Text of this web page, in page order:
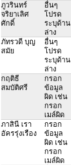
ภูวรินทร์
จริยาเลิศ
ศักดิ์
อื่นๆ
โปรด
ระบุด้าน
ล่าง
ภัทรวดี บุญ
สมัย
อื่นๆ
โปรด
ระบุด้าน
ล่าง
กฤติธี
สมบัติศรี
กรอก
ข้อมูล
ผิด เช่น
กรอก
เมล์ผิด
ภาสินี เรา
อัครรุ่งเรือง
กรอก
ข้อมูล
ผิด เช่น
กรอก
เมล์ผิด